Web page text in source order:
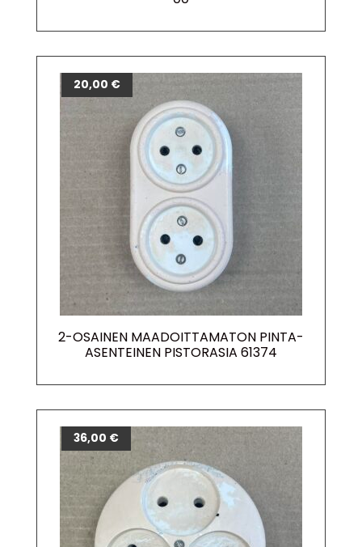
2-OSAINEN MAADOITTAMATON PINTA-
ASENTEINEN PISTORASIA 61374
20,00 €
36,00 €